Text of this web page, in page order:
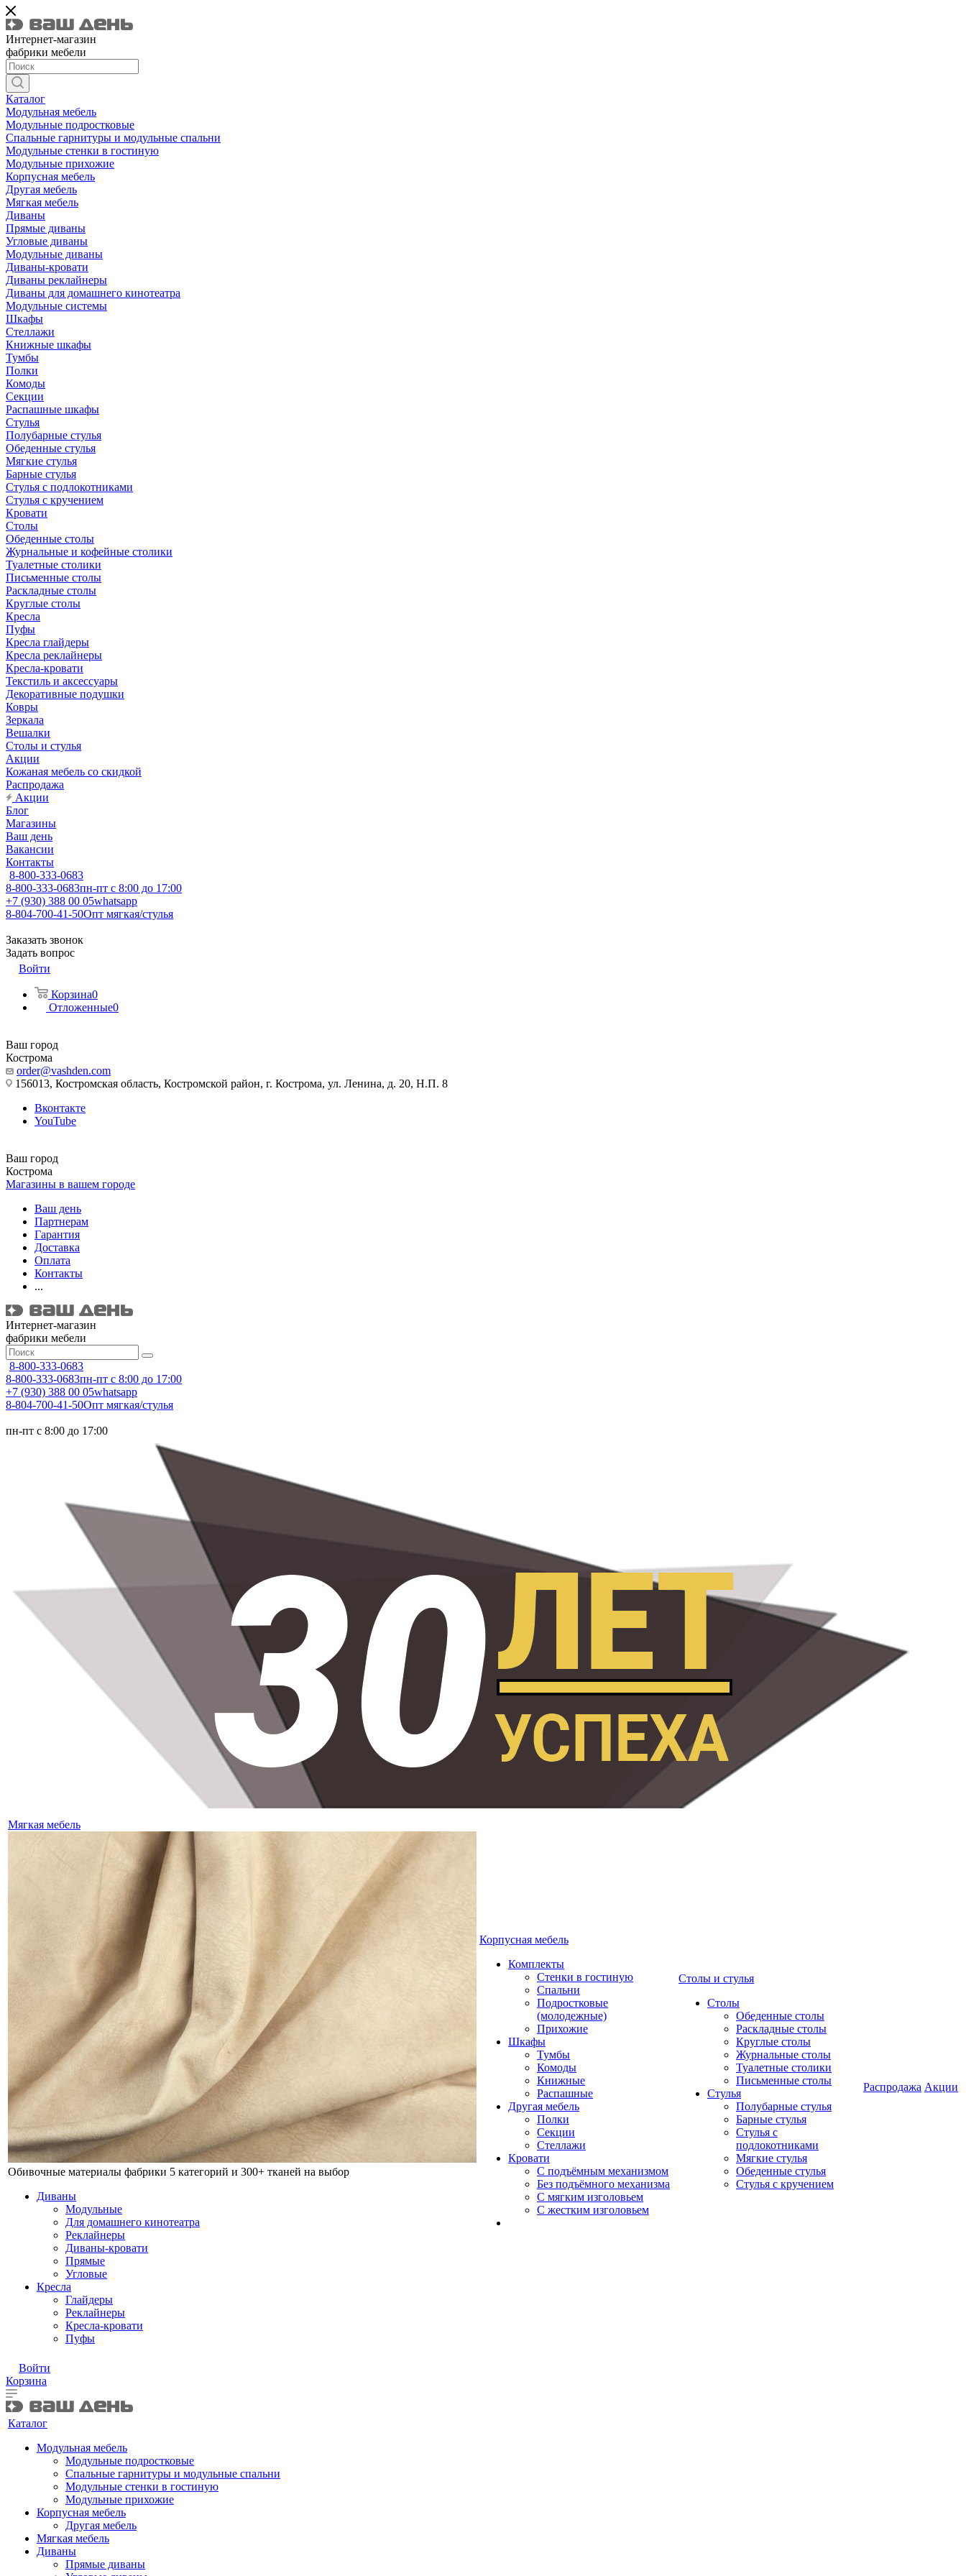
Интернет-магазин
фабрики мебели
Каталог
Модульная мебель
Модульные подростковые
Спальные гарнитуры и модульные спальни
Модульные стенки в гостиную
Модульные прихожие
Корпусная мебель
Другая мебель
Мягкая мебель
Диваны
Прямые диваны
Угловые диваны
Модульные диваны
Диваны-кровати
Диваны реклайнеры
Диваны для домашнего кинотеатра
Модульные системы
Шкафы
Стеллажи
Книжные шкафы
Тумбы
Полки
Комоды
Секции
Распашные шкафы
Стулья
Полубарные стулья
Обеденные стулья
Мягкие стулья
Барные стулья
Стулья с подлокотниками
Стулья с кручением
Кровати
Столы
Обеденные столы
Журнальные и кофейные столики
Туалетные столики
Письменные столы
Раскладные столы
Круглые столы
Кресла
Пуфы
Кресла глайдеры
Кресла реклайнеры
Кресла-кровати
Текстиль и аксессуары
Декоративные подушки
Ковры
Зеркала
Вешалки
Столы и стулья
Акции
Кожаная мебель со скидкой
Распродажа
Акции
Блог
Магазины
Ваш день
Вакансии
Контакты
8-800-333-0683
8-800-333-0683пн-пт с 8:00 до 17:00
+7 (930) 388 00 05whatsapp
8-804-700-41-50Опт мягкая/стулья
Заказать звонок
Задать вопрос
Войти
Корзина0
Отложенные0
Ваш город
Кострома
order@vashden.com
156013, Костромская область, Костромской район, г. Кострома, ул. Ленина, д. 20, Н.П. 8
Вконтакте
YouTube
Ваш город
Кострома
Магазины в вашем городе
Ваш день
Партнерам
Гарантия
Доставка
Оплата
Контакты
...
Интернет-магазин
фабрики мебели
8-800-333-0683
8-800-333-0683пн-пт с 8:00 до 17:00
+7 (930) 388 00 05whatsapp
8-804-700-41-50Опт мягкая/стулья
пн-пт с 8:00 до 17:00
Мягкая мебель
Обивочные материалы фабрики 5 категорий и 300+ тканей на выбор
Диваны
Модульные
Для домашнего кинотеатра
Реклайнеры
Диваны-кровати
Прямые
Угловые
Кресла
Глайдеры
Реклайнеры
Кресла-кровати
Пуфы
Корпусная мебель
Комплекты
Стенки в гостиную
Спальни
Подростковые
(молодежные)
Прихожие
Шкафы
Тумбы
Комоды
Книжные
Распашные
Другая мебель
Полки
Секции
Стеллажи
Кровати
С подъёмным механизмом
Без подъёмного механизма
С мягким изголовьем
С жестким изголовьем
Столы и стулья
Столы
Обеденные столы
Раскладные столы
Круглые столы
Журнальные столы
Туалетные столики
Письменные столы
Стулья
Полубарные стулья
Барные стулья
Стулья с
подлокотниками
Мягкие стулья
Обеденные стулья
Стулья с кручением
Распродажа Акции
Войти
Корзина
Каталог
Модульная мебель
Модульные подростковые
Спальные гарнитуры и модульные спальни
Модульные стенки в гостиную
Модульные прихожие
Корпусная мебель
Другая мебель
Мягкая мебель
Диваны
Прямые диваны